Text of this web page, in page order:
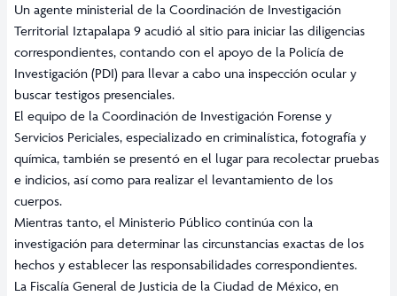
Un agente ministerial de la Coordinación de Investigación
Territorial Iztapalapa 9 acudió al sitio para iniciar las diligencias
correspondientes, contando con el apoyo de la Policía de
Investigación (PDI) para llevar a cabo una inspección ocular y
buscar testigos presenciales.
El equipo de la Coordinación de Investigación Forense y
Servicios Periciales, especializado en criminalística, fotografía y
química, también se presentó en el lugar para recolectar pruebas
e indicios, así como para realizar el levantamiento de los
cuerpos.
Mientras tanto, el Ministerio Público continúa con la
investigación para determinar las circunstancias exactas de los
hechos y establecer las responsabilidades correspondientes.
La Fiscalía General de Justicia de la Ciudad de México, en